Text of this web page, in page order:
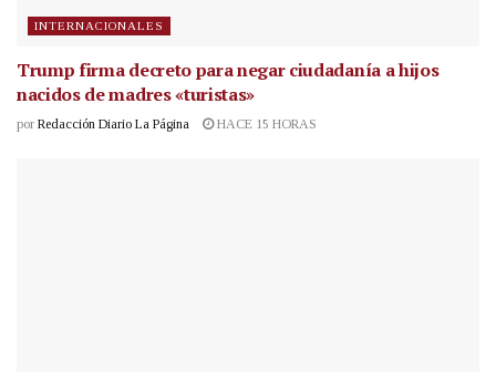
INTERNACIONALES
Trump firma decreto para negar ciudadanía a hijos
nacidos de madres «turistas»
por Redacción Diario La Página HACE 15 HORAS